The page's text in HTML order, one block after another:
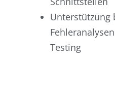
Unterstützung
Testing